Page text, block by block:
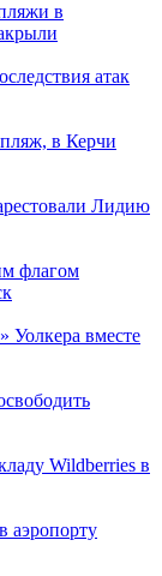
в
атак
в Керчи
Лидию
флагом
Уолкера вместе
Wildberries в
аэропорту